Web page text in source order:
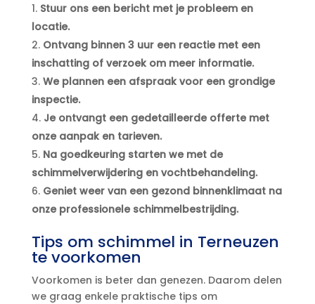
Stuur ons een bericht met je probleem en
locatie.​
Ontvang binnen 3 uur een reactie met een
inschatting of verzoek om meer informatie.​
We plannen een afspraak voor een grondige
inspectie.​
Je ontvangt een gedetailleerde offerte met
onze aanpak en tarieven.​
Na goedkeuring starten we met de
schimmelverwijdering en vochtbehandeling.​
Geniet weer van een gezond binnenklimaat na
onze professionele schimmelbestrijding.​
Tips om schimmel in Terneuzen
te voorkomen
Voorkomen is beter dan genezen.​ Daarom delen
we graag enkele praktische tips om